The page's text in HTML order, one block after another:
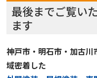
最後までご覧い
ます
神戸市・明石市・加古
域密着した